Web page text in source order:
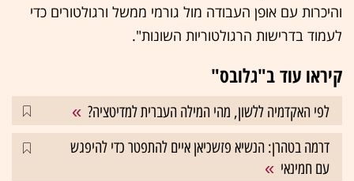
והיכרות עם אופן העבודה מול גורמי ממשל ורגולטורים כדי
לעמוד בדרישות הרגולטוריות השונות".
קיראו עוד ב"גלובס"
לפי האקדמיה ללשון, מהי המילה העברית למדיטציה?
דרמה בטהרן: הנשיא פזשכיאן איים להתפטר כדי להיפגש
עם חמינאי